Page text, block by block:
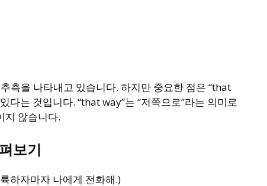
측을 나타내고 있습니다. 하지만 중요한 점은 “that
다는 것입니다. “that way”는 “저쪽으로”라는 의미로
지 않습니다.
보기
하자마자 나에게 전화해.)